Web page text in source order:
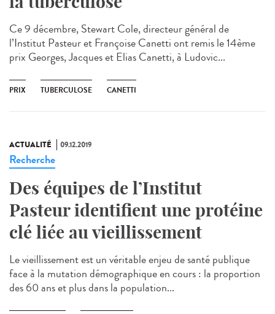
Ce 9 décembre, Stewart Cole, directeur général de
l’Institut Pasteur et Françoise Canetti ont remis le 14ème
prix Georges, Jacques et Elias Canetti, à Ludovic...
PRIX TUBERCULOSE CANETTI
ACTUALITÉ 09.12.2019
Recherche
Des équipes de l’Institut
Pasteur identifient une protéine
clé liée au vieillissement
Le vieillissement est un véritable enjeu de santé publique
face à la mutation démographique en cours : la proportion
des 60 ans et plus dans la population...